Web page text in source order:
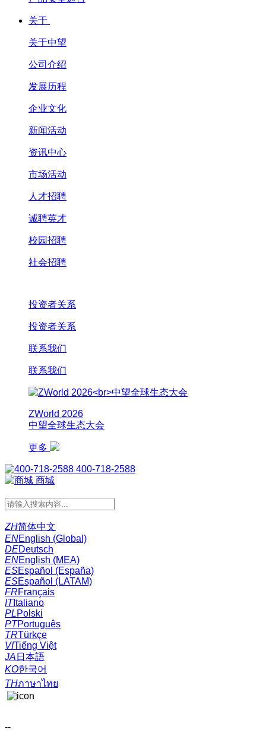
关于
关于中望
公司介绍
发展历程
企业文化
新闻活动
资讯中心
市场活动
人才招聘
诚聘英才
校园招聘
社会招聘
投资者关系
投资者关系
联系我们
联系我们
ZWorld 2026
中望全球生态大会
更多
400-718-2588
商城
ZH简体中文
ENEnglish (Global)
DEDeutsch
ENEnglish (MEA)
ESEspañol (España)
ESEspañol (LATAM)
FRFrançais
ITItaliano
PLPolski
PTPortuguês
TRTürkçe
VITiếng Việt
JA 日本語
KO한국어
THภาษาไทย
--